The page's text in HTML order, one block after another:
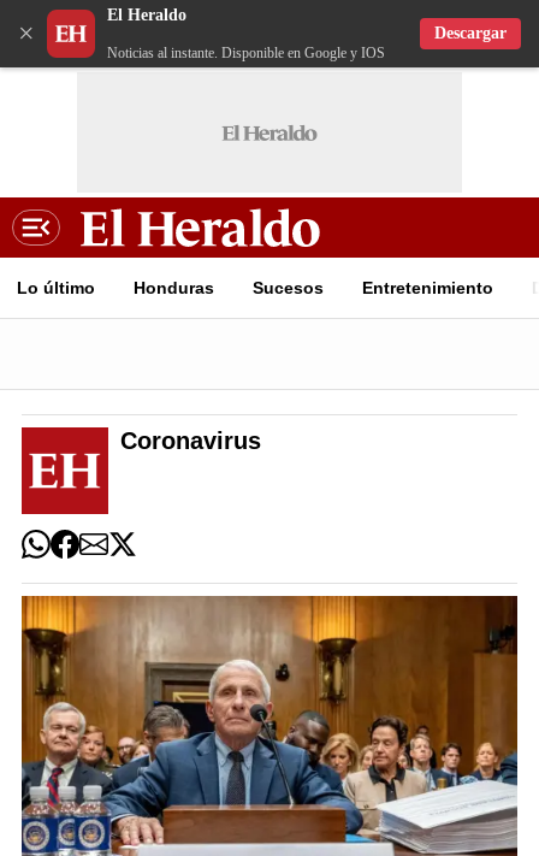
×
El Heraldo
Noticias al instante. Disponible en Google y IOS
Descargar
Lo último Honduras Sucesos Entretenimiento
Coronavirus